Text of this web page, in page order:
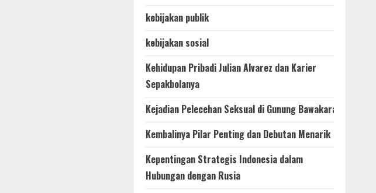
kebijakan publik
kebijakan sosial
Kehidupan Pribadi Julian Alvarez dan Karier
Sepakbolanya
Kejadian Pelecehan Seksual di Gunung Bawakaraeng
Kembalinya Pilar Penting dan Debutan Menarik
Kepentingan Strategis Indonesia dalam
Hubungan dengan Rusia